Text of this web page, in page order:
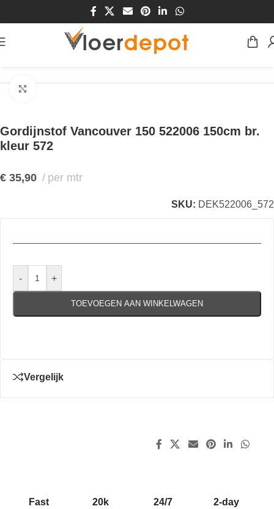
Gordijnstof Vancouver 150 522006 150cm br.
kleur 572
€ 35,90 per mtr
SKU: DEK522006_572
- +
TOEVOEGEN AAN WINKELWAGEN
Vergelijk
Fast
20k
24/7
2-day